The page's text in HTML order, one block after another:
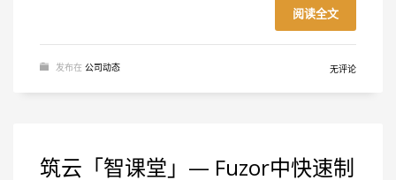
阅读全文
发布在 公司动态 无评论
筑云「智课堂」— Fuzor中快速制